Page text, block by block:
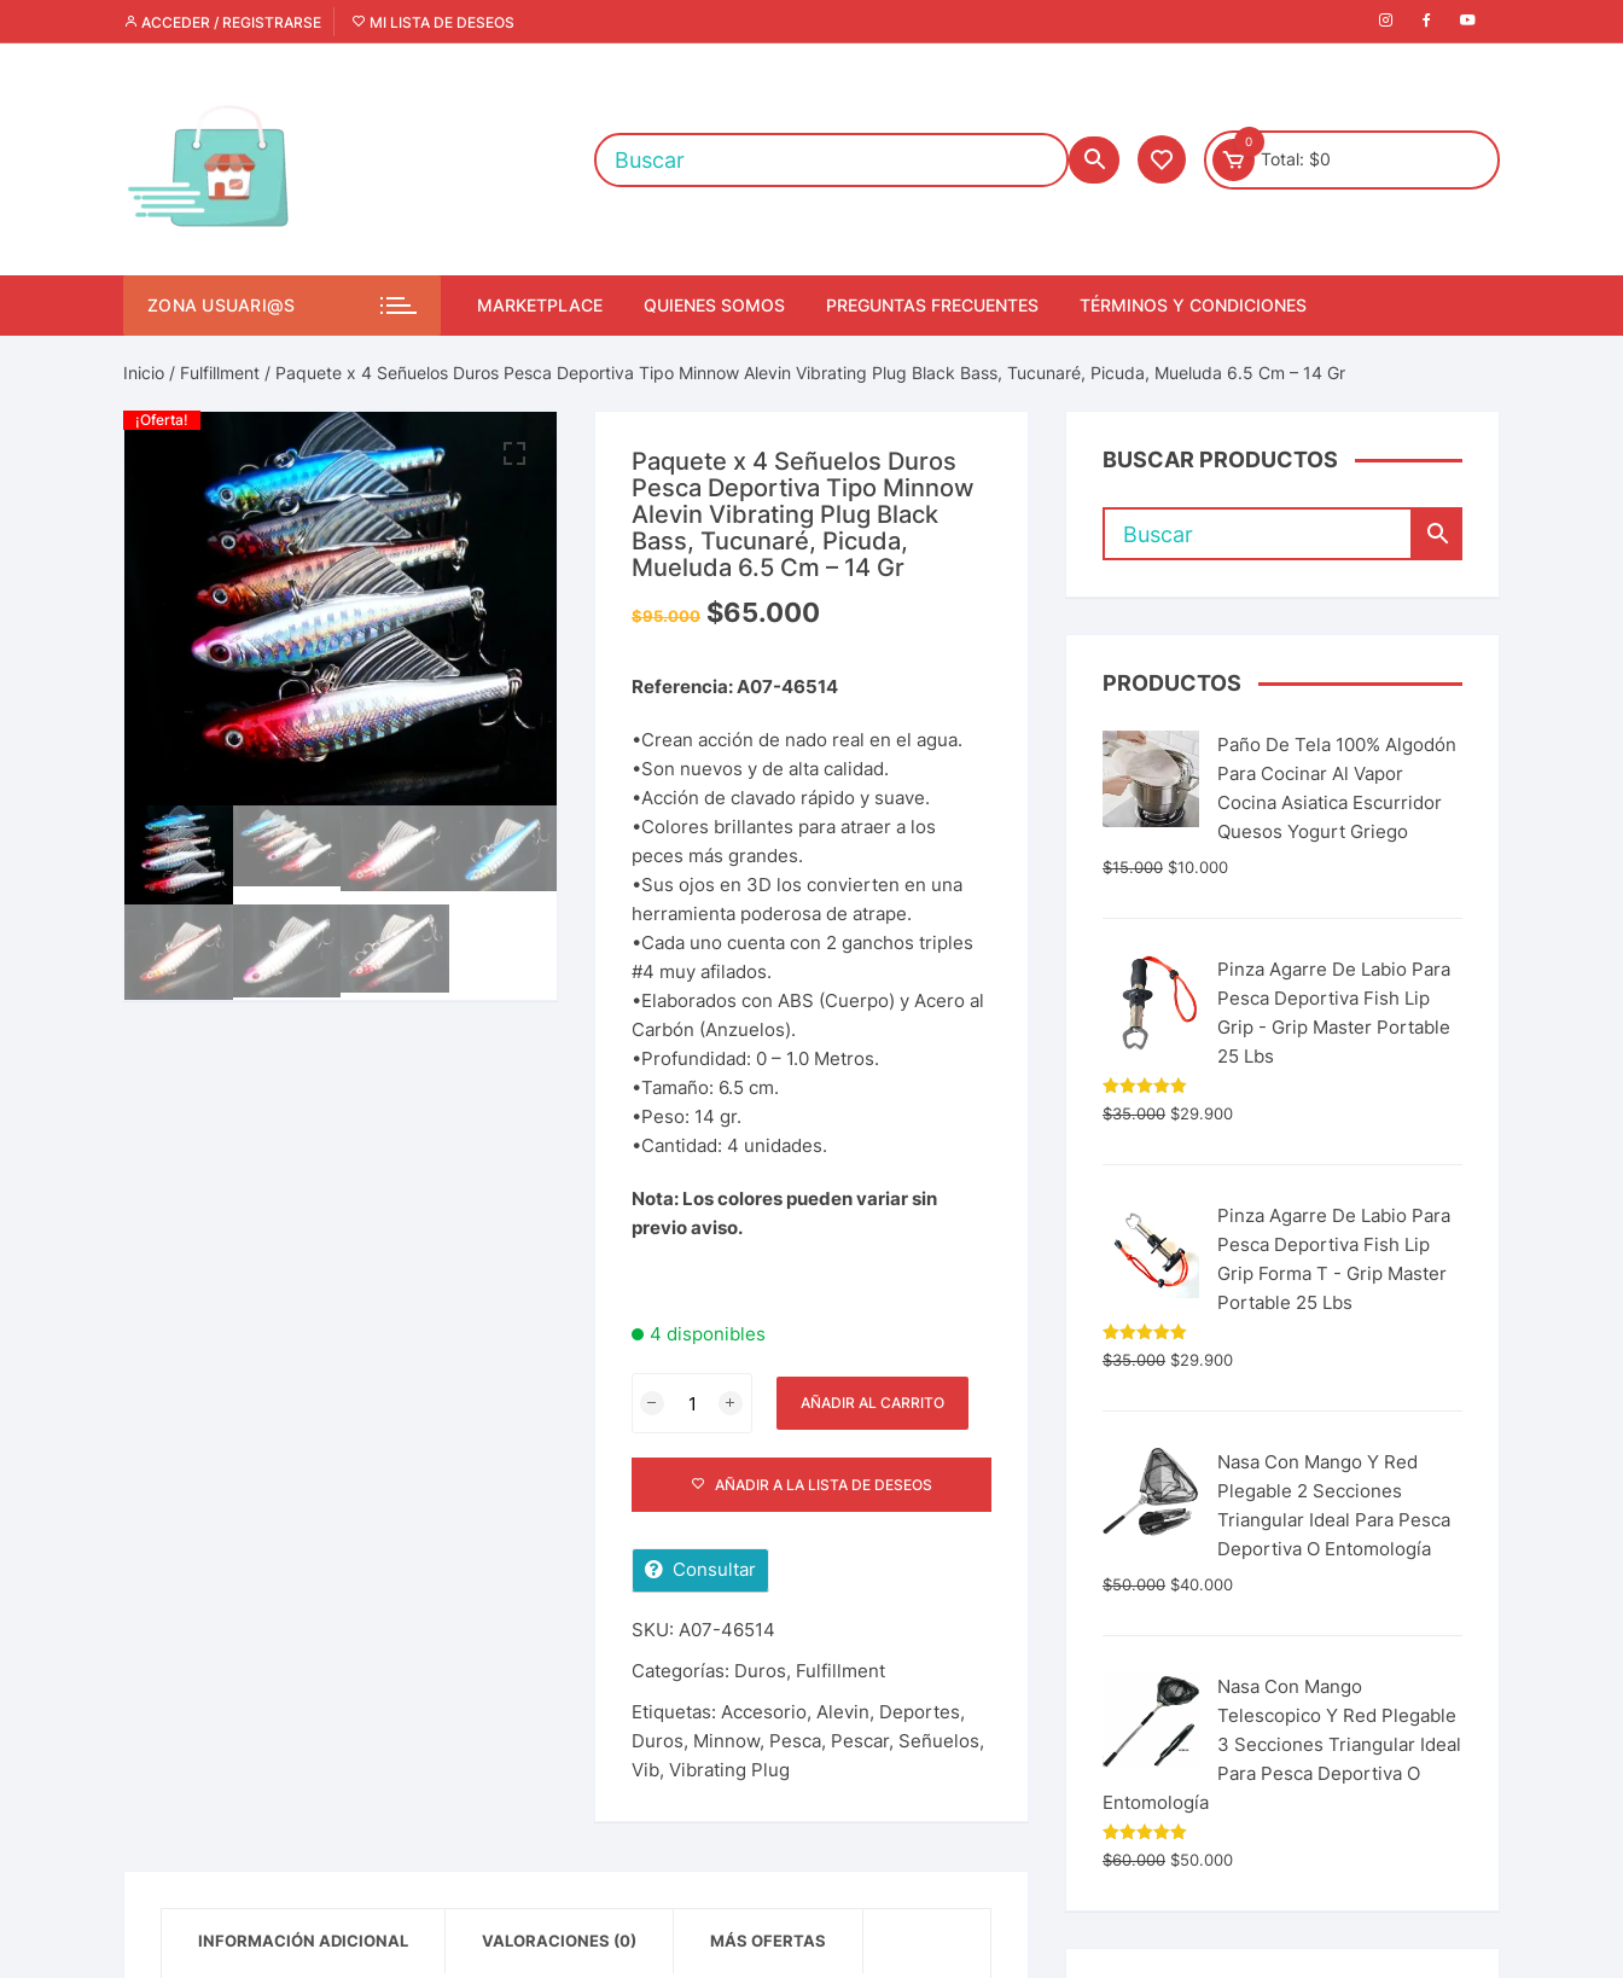
ACCEDER / REGISTRARSE MI LISTA DE DESEOS
0
Total: $0
ZONA USUARI@S MARKETPLACE QUIENES SOMOS PREGUNTAS FRECUENTES TÉRMINOS Y CONDICIONES
Inicio / Fulfillment / Paquete x 4 Señuelos Duros Pesca Deportiva Tipo Minnow Alevin Vibrating Plug Black Bass, Tucunaré, Picuda, Mueluda 6.5 Cm – 14 Gr
¡Oferta!
Paquete x 4 Señuelos Duros
Pesca Deportiva Tipo Minnow
Alevin Vibrating Plug Black
Bass, Tucunaré, Picuda,
Mueluda 6.5 Cm – 14 Gr
$95.000 $65.000
Referencia: A07-46514
•Crean acción de nado real en el agua.
•Son nuevos y de alta calidad.
•Acción de clavado rápido y suave.
•Colores brillantes para atraer a los
peces más grandes.
•Sus ojos en 3D los convierten en una
herramienta poderosa de atrape.
•Cada uno cuenta con 2 ganchos triples
#4 muy afilados.
•Elaborados con ABS (Cuerpo) y Acero al
Carbón (Anzuelos).
•Profundidad: 0 – 1.0 Metros.
•Tamaño: 6.5 cm.
•Peso: 14 gr.
•Cantidad: 4 unidades.
Nota: Los colores pueden variar sin
previo aviso.
4 disponibles
AÑADIR AL CARRITO
AÑADIR A LA LISTA DE DESEOS
Consultar
SKU: A07-46514
Categorías: Duros, Fulfillment
Etiquetas: Accesorio, Alevin, Deportes,
Duros, Minnow, Pesca, Pescar, Señuelos,
Vib, Vibrating Plug
INFORMACIÓN ADICIONAL VALORACIONES (0) MÁS OFERTAS
BUSCAR PRODUCTOS
PRODUCTOS
Paño De Tela 100% Algodón
Para Cocinar Al Vapor
Cocina Asiatica Escurridor
Quesos Yogurt Griego
$15.000 $10.000
Pinza Agarre De Labio Para
Pesca Deportiva Fish Lip
Grip - Grip Master Portable
25 Lbs
Valorado
con 5.00
$35.000 $29.900
Pinza Agarre De Labio Para
Pesca Deportiva Fish Lip
Grip Forma T - Grip Master
Portable 25 Lbs
Valorado
con 5.00
$35.000 $29.900
Nasa Con Mango Y Red
Plegable 2 Secciones
Triangular Ideal Para Pesca
Deportiva O Entomología
$50.000 $40.000
Nasa Con Mango
Telescopico Y Red Plegable
3 Secciones Triangular Ideal
Para Pesca Deportiva O
Entomología
Valorado
con 5.00
$60.000 $50.000